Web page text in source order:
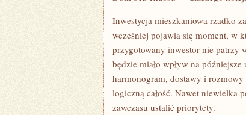
GOTOWEGO
WNĘTRZA
JAKIE
ELEMENTY
DOBRZE
SPRAWDZIĆ
INWESTYCJI
MIESZKANIOWEJ
Inwestycja mieszkaniowa rzadko
wcześniej pojawia się moment, w
przygotowany inwestor nie patrzy
będzie miało wpływ na
harmonogram, dostawy i
logiczną całość. Nawet niewielka
zawczasu ustalić priorytety.